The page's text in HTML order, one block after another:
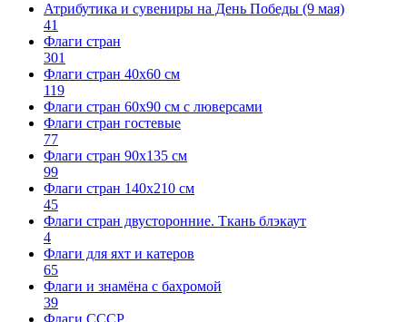
Атрибутика и сувениры на День Победы (9 мая)
41
Флаги стран
301
Флаги стран 40х60 см
119
Флаги стран 60x90 см с люверсами
Флаги стран гостевые
77
Флаги стран 90х135 см
99
Флаги стран 140х210 см
45
Флаги стран двусторонние. Ткань блэкаут
4
Флаги для яхт и катеров
65
Флаги и знамёна с бахромой
39
Флаги СССР